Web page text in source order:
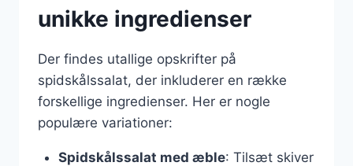
unikke ingredienser
Der findes utallige opskrifter på
spidskålssalat, der inkluderer en række
forskellige ingredienser. Her er nogle
populære variationer:
Spidskålssalat med æble: Tilsæt skiver